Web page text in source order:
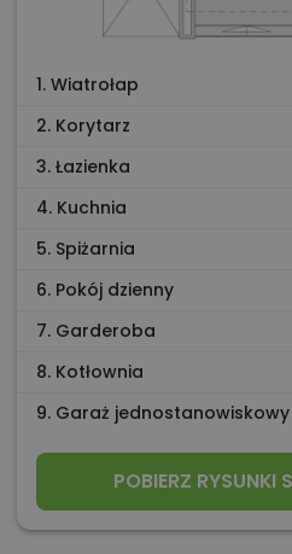
1. Wiatrołap
2. Korytarz
3. Łazienka
4. Kuchnia
5. Spiżarnia
6. Pokój dzienny
7. Garderoba
8. Kotłownia
9. Garaż jednostanowiskowy
POBIERZ RYSUNKI